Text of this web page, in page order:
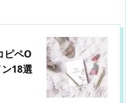
ピペO
18選